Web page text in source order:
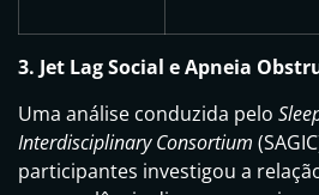
3. Jet Lag Social e Apneia
Uma análise conduzida pelo
Interdisciplinary Consortium
participantes investigou a